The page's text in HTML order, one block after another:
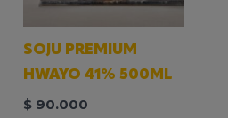
SOJU PREMIUM
HWAYO 41% 500ML
$ 90.000